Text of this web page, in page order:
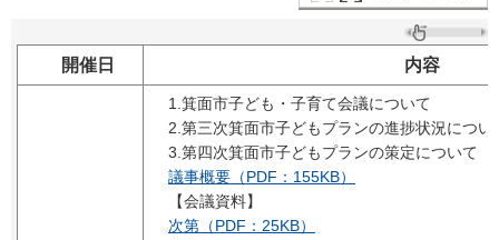
開催日 内容
1.箕面市子ども・子育て会議について
2.第三次箕面市子どもプランの進捗状況につい
3.第四次箕面市子どもプランの策定について
議事概要（PDF：155KB）
【会議資料】
次第（PDF：25KB）